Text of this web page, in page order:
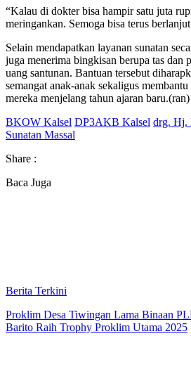
“Kalau di dokter bisa hampir satu juta
meringankan. Semoga bisa terus
Selain mendapatkan layanan sunatan
juga menerima bingkisan berupa tas dan
uang santunan. Bantuan tersebut
semangat anak-anak sekaligus
mereka menjelang tahun ajaran baru.(ran)
BKOW Kalsel DP3AKB Kalsel drg. Hj.
Sunatan Massal
Share :
Baca Juga
Berita Terkini
Proklim Desa Tiwingan Lama Binaan
Barito Raih Trophy Proklim Utama 2025